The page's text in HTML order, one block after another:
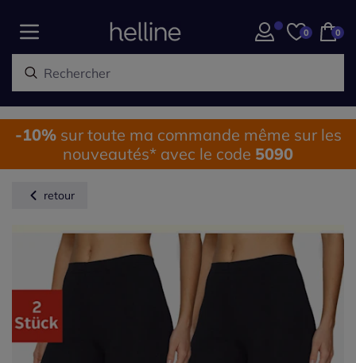
0 0
-10%sur toute ma commande même sur les
nouveautés* avec le code 5090
retour